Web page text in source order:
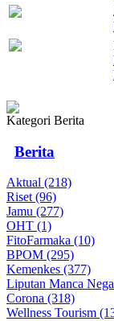
Kategori Berita
Berita
Aktual (218)
Riset (96)
Jamu (277)
OHT (1)
FitoFarmaka (10)
BPOM (295)
Kemenkes (377)
Liputan Manca
Corona (318)
Wellness Tourism